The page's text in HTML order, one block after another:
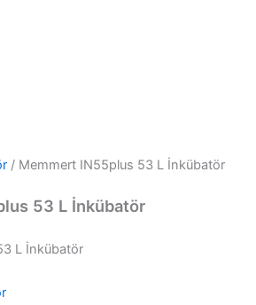
/ Memmert IN55plus 53 L İnkübatör
53 L İnkübatör
L İnkübatör